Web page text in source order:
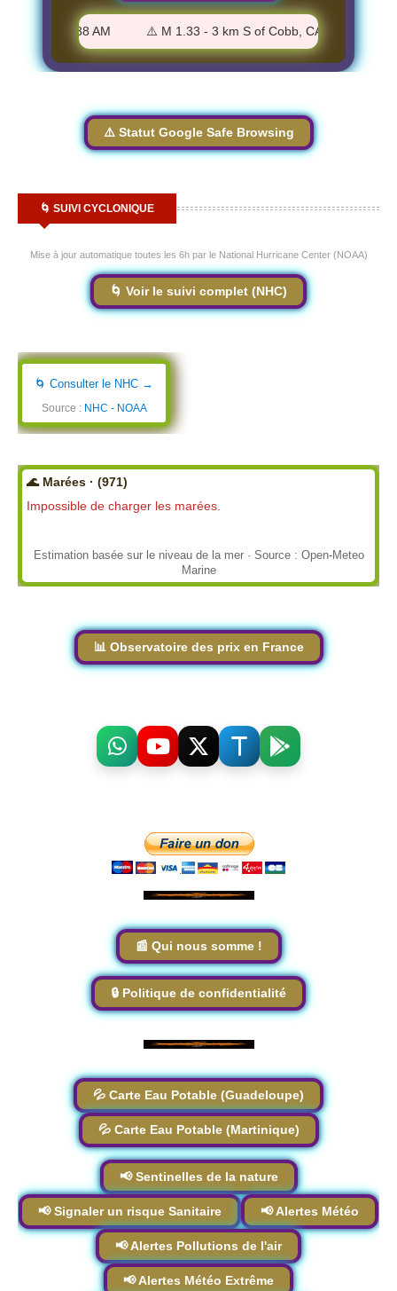
- 4:57:38 AM ⚠️ M 1.33 - 3 km S of Cobb, CA - 4:50:01 AM
⚠️ Statut Google Safe Browsing
🌀 SUIVI CYCLONIQUE
Mise à jour automatique toutes les 6h par le National Hurricane Center (NOAA)
🌀 Voir le suivi complet (NHC)
🌀 Consulter le NHC →
Source : NHC - NOAA
🌊 Marées · (971)
Impossible de charger les marées.
Estimation basée sur le niveau de la mer · Source : Open-Meteo
Marine
📊 Observatoire des prix en France
📰 Qui nous somme !
🔒 Politique de confidentialité
💦 Carte Eau Potable (Guadeloupe)
💦 Carte Eau Potable (Martinique)
📢 Sentinelles de la nature
📢 Signaler un risque Sanitaire 📢 Alertes Météo
📢 Alertes Pollutions de l'air
📢 Alertes Météo Extrême